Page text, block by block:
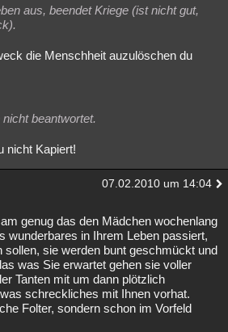
aus, beendet Kriege (ist nicht gut,
die Menschheit auzulöschen du
beantwortet.
nicht Kapiert!
07.02.2010 um 14:04
genug das den Mädchen wochenlang
wunderbares in Ihrem Leben passiert,
sollen, sie werden bunt geschmückt und
was Sie erwartet gehen sie voller
Tanten mit um dann plötzlich
schreckliches mit Ihnen vorhat.
Folter, sondern schon im Vorfeld